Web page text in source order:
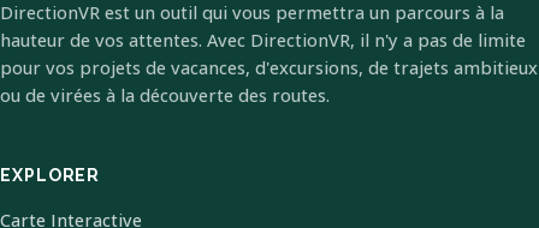
DirectionVR est un outil qui vous permettra un parcours à la
hauteur de vos attentes. Avec DirectionVR, il n'y a pas de limite
pour vos projets de vacances, d'excursions, de trajets ambitieux
ou de virées à la découverte des routes.
EXPLORER
Carte Interactive